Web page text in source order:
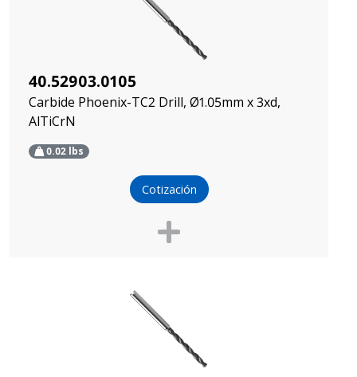
40.52903.0105
Carbide Phoenix-TC2 Drill, Ø1.05mm x 3xd,
AlTiCrN
0.02 lbs
Cotización